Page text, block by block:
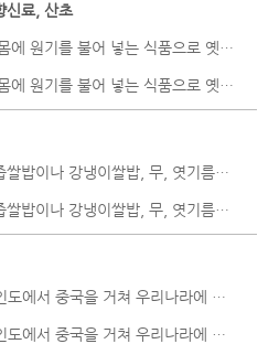
신료, 산초
여름 무더위에 시달린 우리의 몸에 원기를 불어 넣는 식품으로 옛날부..
여름 무더위에 시달린 우리의 몸에 원기를 불어 넣는 식품으로 옛날부..
가자미식해는 가자미를 절여 좁쌀밥이나 강냉이쌀밥, 무, 엿기름가루 ..
가자미식해는 가자미를 절여 좁쌀밥이나 강냉이쌀밥, 무, 엿기름가루 ..
가지는 약 1000년 전 원산지 인도에서 중국을 거쳐 우리나라에 들어와..
가지는 약 1000년 전 원산지 인도에서 중국을 거쳐 우리나라에 들어와..